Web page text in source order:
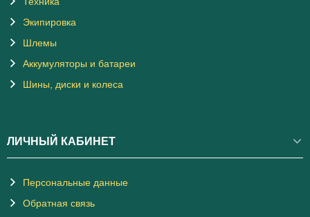
Экипировка
Шлемы
Аккумуляторы и батареи
Шины, диски и колеса
ЛИЧНЫЙ КАБИНЕТ
Персональные данные
Обратная связь